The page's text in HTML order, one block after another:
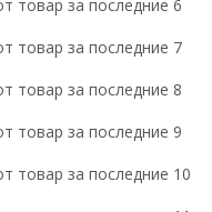
товар за последние 6
товар за последние 7
товар за последние 8
товар за последние 9
товар за последние 10